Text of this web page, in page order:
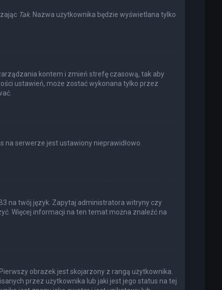
Tak. Nazwa użytkownika będzie wyświetlana tylko
kontem i zmień strefę czasową, tak aby
ustawień, może zostać wykonana tylko przez
na serwerze jest ustawiony nieprawidłowo.
na twój język. Zapytaj administratora witryny czy
Więcej informacji na ten temat można znaleźć na
obrazek jest skojarzony z rangą użytkownika.
przez użytkownika lub jaki jest jego status na tej